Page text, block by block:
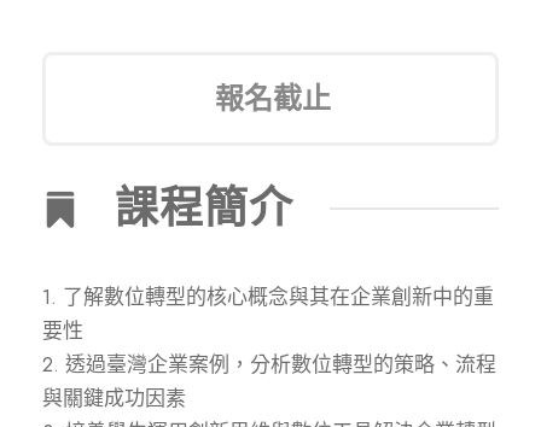
報名截止
課程簡介
1. 了解數位轉型的核心概念與其在企業創新中的重
要性
2. 透過臺灣企業案例，分析數位轉型的策略、流程
與關鍵成功因素